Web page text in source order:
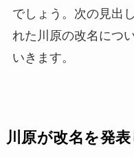
でしょう。次の見出
れた川原の改名につ
いきます。
川原が改名を発